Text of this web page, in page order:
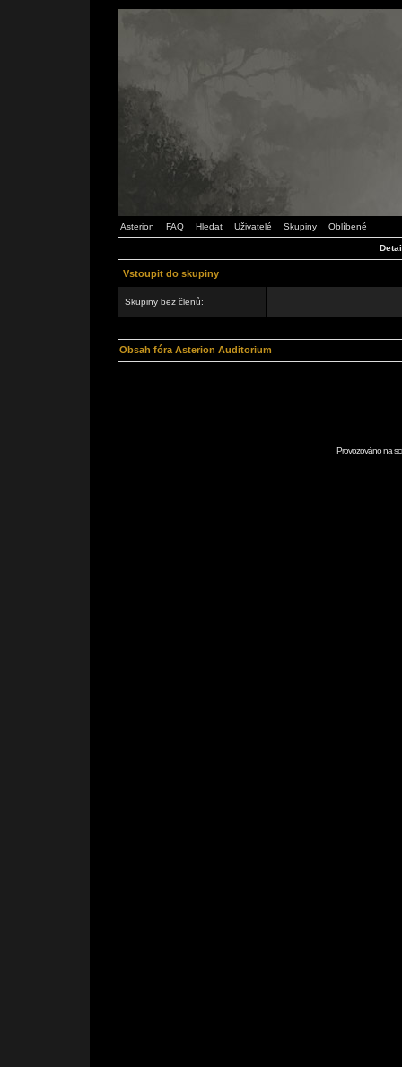
Asterion FAQ Hledat Uživatelé Skupiny Oblíbené
Vstoupit do skupiny
Skupiny bez členů:
Obsah fóra Asterion Auditorium
Provozováno na